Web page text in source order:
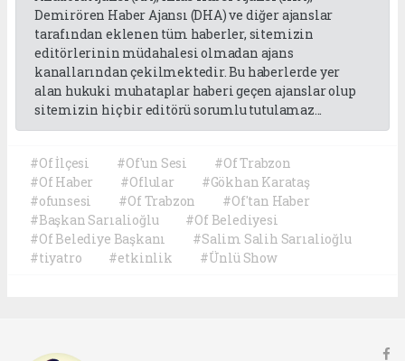
Demirören Haber Ajansı (DHA) ve diğer ajanslar
tarafından eklenen tüm haberler, sitemizin
editörlerinin müdahalesi olmadan ajans
kanallarından çekilmektedir. Bu haberlerde yer
alan hukuki muhataplar haberi geçen ajanslar olup
sitemizin hiç bir editörü sorumlu tutulamaz...
#Of İlçesi #Of'un Sesi
#Of Trabzon
#Of Haber
#Oflular
#Gökhan Karataş
#ofunsesi
#Of Trabzon
#Of'tan Haber
#Başkan Sarıalioğlu
#Of Belediyesi
#Of Belediye Başkanı
#Salim Salih Sarıalioğlu
#tiyatro
#etkinlik #Ünlü Show